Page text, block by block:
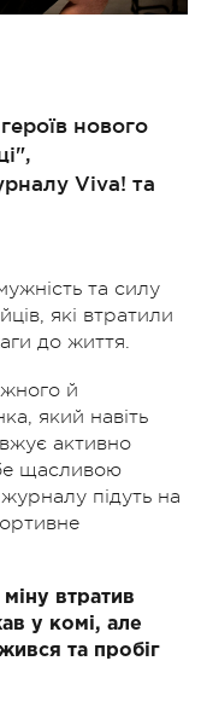
нового
Viva! та
та силу
які втратили
до життя.
й
який навіть
активно
щасливою
підуть на
втратив
у комі, але
та пробіг